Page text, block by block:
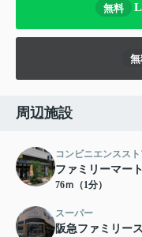
無料
周辺施設
コンビニエンスス
ファミリーマー
76ｍ（1分）
スーパー
阪急ファミリー